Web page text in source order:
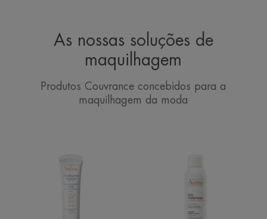
As nossas soluções de
maquilhagem
Produtos Couvrance concebidos para a
maquilhagem da moda
com
Cor
SPF30
de
termal